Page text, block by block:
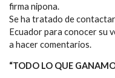
firma nipona.
Se ha tratado de
Ecuador para conocer su
a hacer comentarios.
“TODO LO QUE